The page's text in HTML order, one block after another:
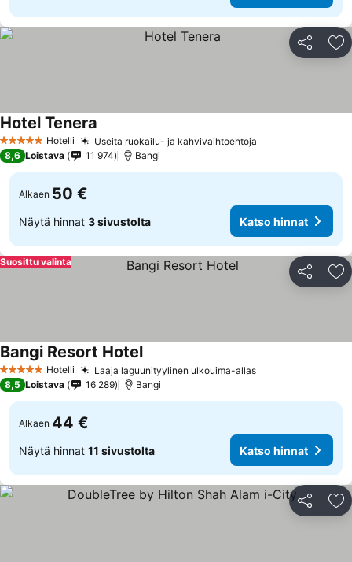
Jaa
5 Tähtiluokitus
Hotelli Useita ruokailu- ja kahvivaihtoehtoja
Hotel Tenera
8,6 Loistava 11 974 Bangi
Alkaen 50 €
Näytä hinnat 3 sivustolta Katso hinnat
Jaa
Suosittu valinta
5 Tähtiluokitus
Hotelli Laaja laguunityylinen ulkouima-allas
Bangi Resort Hotel
8,5 Loistava 16 289 Bangi
Alkaen 44 €
Näytä hinnat 11 sivustolta Katso hinnat
Jaa